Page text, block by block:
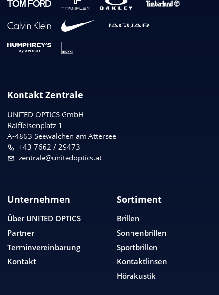
Kontakt Zentrale
UNITED OPTICS GmbH
Raiffeisenplatz 1
A-4863 Seewalchen am Attersee
+43 7662 / 29473
zentrale@unitedoptics.at
Unternehmen
Über UNITED OPTICS
Partner
Terminvereinbarung
Kontakt
Sortiment
Brillen
Sonnenbrillen
Sportbrillen
Kontaktlinsen
Hörakustik